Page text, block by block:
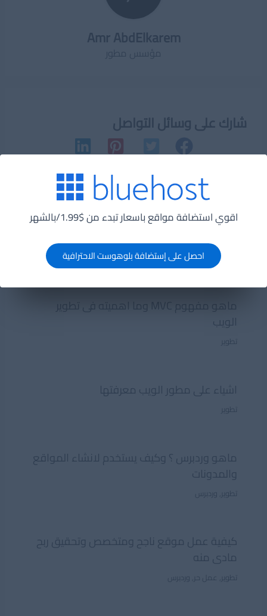
اقوي استضافة مواقع باسعار تبدء من $1.99/بالشهر
احصل على إستضافة بلوهوست الاحترافية
Amr AbdElkarem
شارك على وسائل التواصل
navigation
المقالة السابقة المقالة التالية
مقالات متعلقة
ماهو مفهوم MVC وما اهميته فى تطوير
الويب
تطوير
اشياء على مطور الويب معرفتها
تطوير
ماهو وردبرس ؟ وكيف يستخدم لانشاء المواقع
والمدونات
تطوير وردبرس
كيفية عمل موقع ناجح ومتخصص وتحقيق ربح
مادى منه
تطوير عمل حر وردبرس